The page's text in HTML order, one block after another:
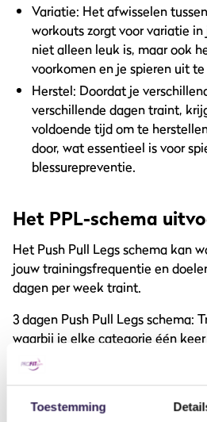
Toestemming
Variatie: Het afwisselen
workouts zorgt voor variatie
niet alleen leuk is, maar ook
voorkomen en je spieren uit
Herstel: Doordat je
verschillende dagen traint,
voldoende tijd om te
door, wat essentieel is voor
blessurepreventie.
Het PPL-schema
Het Push Pull Legs schema kan
jouw trainingsfrequentie en
dagen per week traint.
3 dagen Push Pull Legs schema:
waarbij je elke categorie één
bijvoorbeeld: